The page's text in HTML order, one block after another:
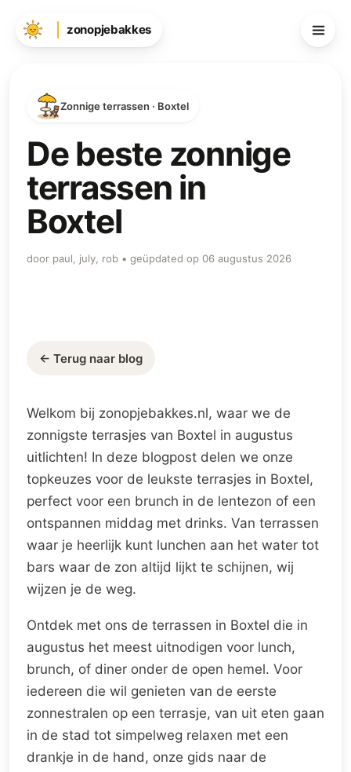
zonopjebakkes
Zonnige terrassen · Boxtel
De beste zonnige
terrassen in
Boxtel
door paul, july, rob • geüpdated op 06 augustus 2026
← Terug naar blog
Welkom bij zonopjebakkes.nl, waar we de
zonnigste terrasjes van Boxtel in augustus
uitlichten! In deze blogpost delen we onze
topkeuzes voor de leukste terrasjes in Boxtel,
perfect voor een brunch in de lentezon of een
ontspannen middag met drinks. Van terrassen
waar je heerlijk kunt lunchen aan het water tot
bars waar de zon altijd lijkt te schijnen, wij
wijzen je de weg.
Ontdek met ons de terrassen in Boxtel die in
augustus het meest uitnodigen voor lunch,
brunch, of diner onder de open hemel. Voor
iedereen die wil genieten van de eerste
zonnestralen op een terrasje, van uit eten gaan
in de stad tot simpelweg relaxen met een
drankje in de hand, onze gids naar de